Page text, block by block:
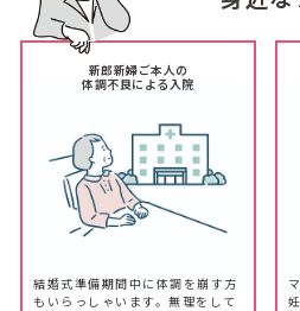
新郎新婦ご本人の
体調不良による入院
結婚式準備期間中に体調を崩す方
もいらっしゃいます。無理をして